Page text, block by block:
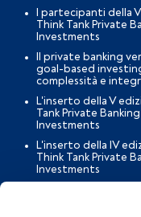
I partecipanti della
Think Tank Private
Investments
Il private banking
goal-based
complessità e
L'inserto della V
Tank Private
Investments
L'inserto della IV
Think Tank Private
Investments